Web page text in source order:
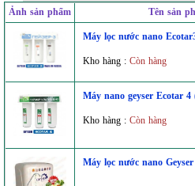
Ảnh sản phẩm
Tên sản
Máy lọc nước nano
Kho hàng : Còn hàng
Máy nano geyser Ecotar 4
Kho hàng : Còn hàng
Máy lọc nước nano